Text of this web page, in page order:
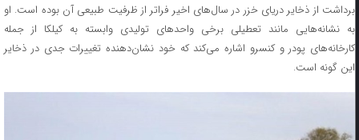
برداشت از ذخایر دریای خزر در سال‌های اخیر فراتر از ظرفیت طبیعی آن بوده است. او
به نشانه‌هایی مانند تعطیلی برخی واحدهای تولیدی وابسته به کیلکا از جمله
کارخانه‌های پودر و کنسرو اشاره می‌کند که خود نشان‌دهنده تغییرات جدی در ذخایر
این گونه است.